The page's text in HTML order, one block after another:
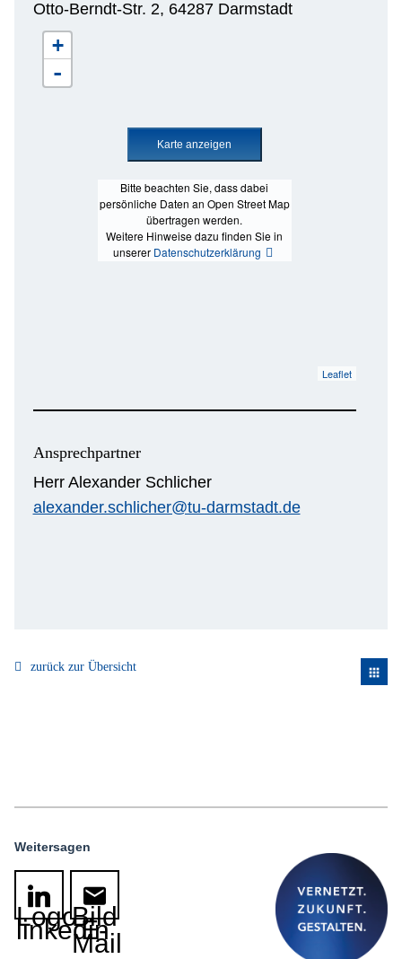
Otto-Berndt-Str. 2, 64287 Darmstadt
Bitte beachten Sie, dass dabei
persönliche Daten an Open Street Map
übertragen werden.
Weitere Hinweise dazu finden Sie in
unserer Datenschutzerklärung
+
-
Leaflet
Ansprechpartner
Herr Alexander Schlicher
alexander.schlicher@tu-darmstadt.de
zurück zur Übersicht apps
Weitersagen
Logo
linkedin
Bild
E-
Mail